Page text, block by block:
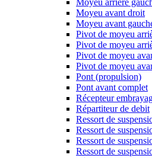
Moyeu arrière
Moyeu avant droit
Moyeu avant
Pivot de moyeu
Pivot de moyeu
Pivot de moyeu
Pivot de moyeu
Pont (propulsion)
Pont avant complet
Récepteur
Répartiteur de debit
Ressort de
Ressort de
Ressort de
Ressort de